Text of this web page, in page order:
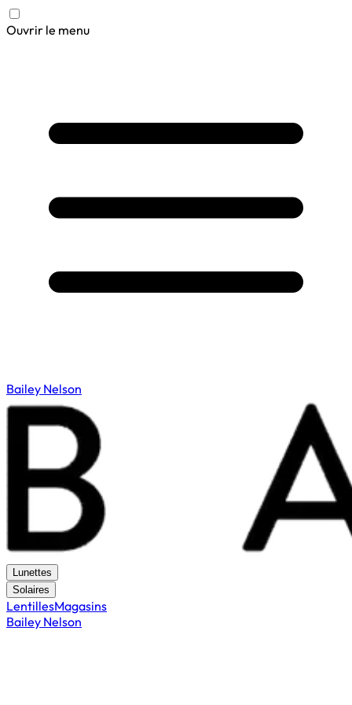
Ouvrir le menu
Bailey Nelson
Lunettes
Solaires
LentillesMagasins
Bailey Nelson